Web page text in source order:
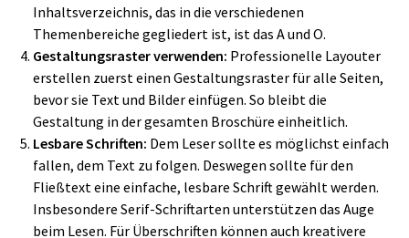
Inhaltsverzeichnis, das in die verschiedenen
Themenbereiche gegliedert ist, ist das A und O.
Gestaltungsraster verwenden: Professionelle Layouter
erstellen zuerst einen Gestaltungsraster für alle Seiten,
bevor sie Text und Bilder einfügen. So bleibt die
Gestaltung in der gesamten Broschüre einheitlich.
Lesbare Schriften: Dem Leser sollte es möglichst einfach
fallen, dem Text zu folgen. Deswegen sollte für den
Fließtext eine einfache, lesbare Schrift gewählt werden.
Insbesondere Serif-Schriftarten unterstützen das Auge
beim Lesen. Für Überschriften können auch kreativere